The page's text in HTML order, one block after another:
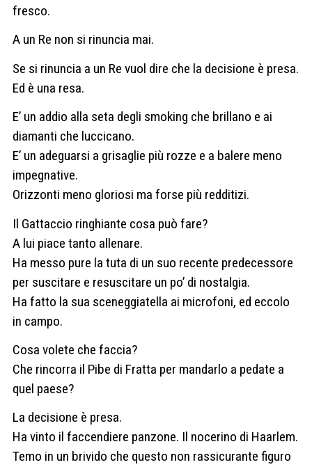
fresco.
A un Re non si rinuncia mai.
Se si rinuncia a un Re vuol dire che la decisione è presa.
Ed è una resa.
E’ un addio alla seta degli smoking che brillano e ai
diamanti che luccicano.
E’ un adeguarsi a grisaglie più rozze e a balere meno
impegnative.
Orizzonti meno gloriosi ma forse più redditizi.
Il Gattaccio ringhiante cosa può fare?
A lui piace tanto allenare.
Ha messo pure la tuta di un suo recente predecessore
per suscitare e resuscitare un po’ di nostalgia.
Ha fatto la sua sceneggiatella ai microfoni, ed eccolo
in campo.
Cosa volete che faccia?
Che rincorra il Pibe di Fratta per mandarlo a pedate a
quel paese?
La decisione è presa.
Ha vinto il faccendiere panzone. Il nocerino di Haarlem.
Temo in un brivido che questo non rassicurante figuro